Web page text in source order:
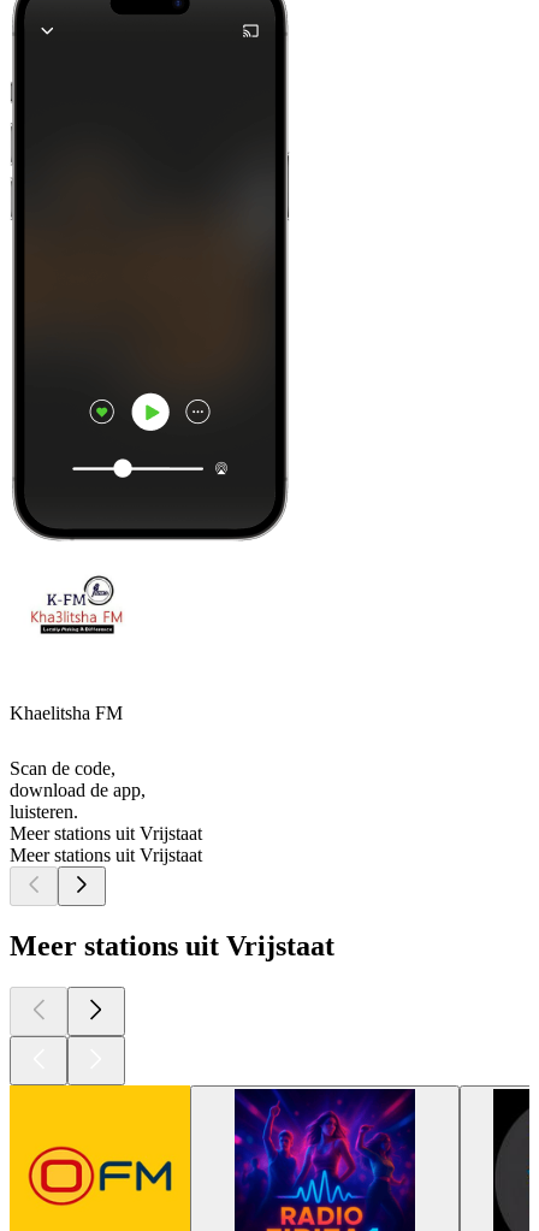
Khaelitsha FM
Scan de code,
download de app,
luisteren.
Meer stations uit Vrijstaat
Meer stations uit Vrijstaat
Meer stations uit Vrijstaat